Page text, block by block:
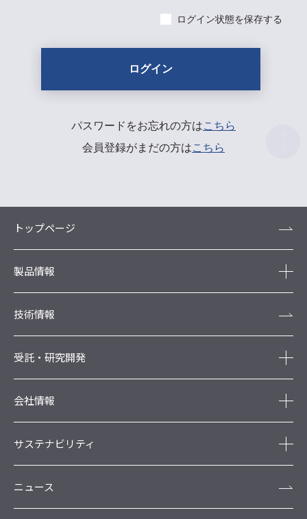
ログイン状態を保存する
パスワードをお忘れの方はこちら
会員登録がまだの方はこちら
トップページ
製品情報
技術情報
受託・研究開発
会社情報
サステナビリティ
ニュース